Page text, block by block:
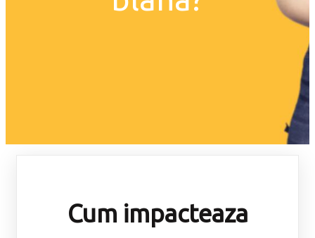
Cum impacteaza